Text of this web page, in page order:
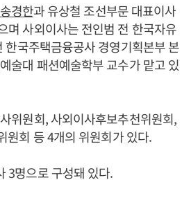
송경한과 유상철 조선부문 대표이사
며 사외이사는 전인범 전 한국자유
한국주택금융공사 경영기획본부 본
술대 패션예술학부 교수가 맡고 있
위원회, 사외이사후보추천위원회,
원회 등 4개의 위원회가 있다.
3명으로 구성돼 있다.